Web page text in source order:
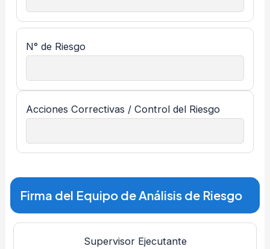
N° de Riesgo
Acciones Correctivas / Control del Riesgo
Firma del Equipo de Análisis de Riesgo
Supervisor Ejecutante